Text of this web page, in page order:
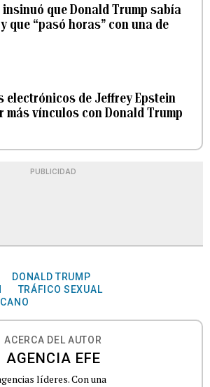
que Donald Trump sabía
que “pasó horas” con una de
electrónicos de Jeffrey Epstein
más vínculos con Donald Trump
PUBLICIDAD
DONALD TRUMP
TRÁFICO SEXUAL
ACERCA DEL AUTOR
AGENCIA EFE
líderes. Con una